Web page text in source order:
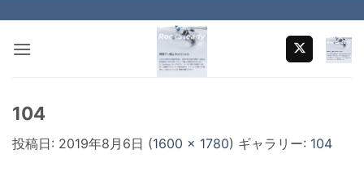
to
content
104
投稿日: 2019年8月6日 (1600 × 1780) ギャラリー: 104